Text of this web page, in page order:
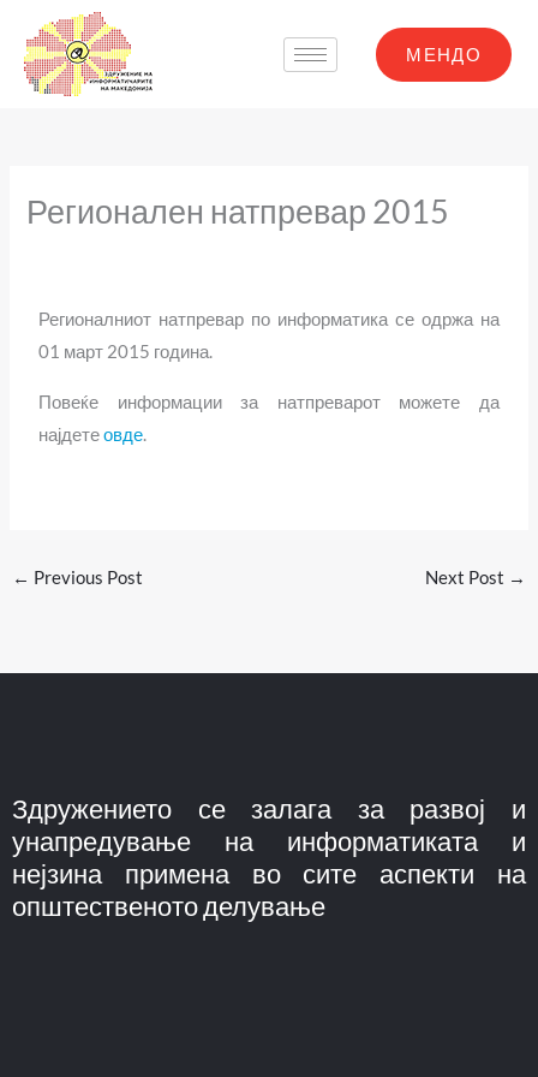
content
МЕНДО
Регионален натпревар 2015
Регионалниот натпревар по информатика се одржа на
01 март 2015 година.
Повеќе информации за натпреварот можете да
најдетеовде.
← Previous Post Next Post →
Здружението се залага за развој и
унапредување на информатиката и
нејзина примена во сите аспекти на
општественото делување